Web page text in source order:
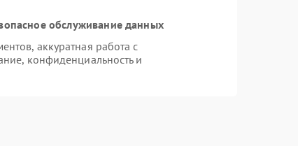
обслуживание данных
аккуратная работа с
конфиденциальность и